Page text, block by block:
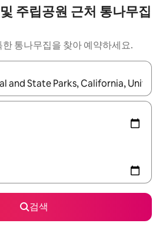
주립공원 근처 통나무집
통나무집을 찾아 예약하세요.
화살표 키를 사용하거나 터치 또는 스와이
검색